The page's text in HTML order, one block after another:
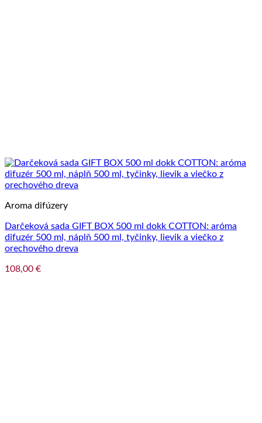
Aroma difúzery
Darčeková sada GIFT BOX 500 ml dokk COTTON: aróma
difuzér 500 ml, náplň 500 ml, tyčinky, lievik a viečko z
orechového dreva
108,00 €